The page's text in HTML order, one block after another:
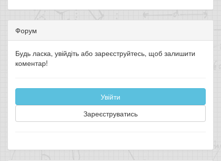
Форум
Будь ласка, увійдіть або зареєструйтесь, щоб залишити
коментар!
Увійти
Зареєструватись